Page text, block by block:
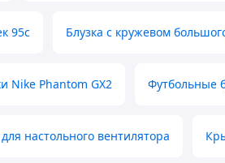
95с Блузка с кружевом
Nike Phantom GX2 Футбольные
настольного вентилятора